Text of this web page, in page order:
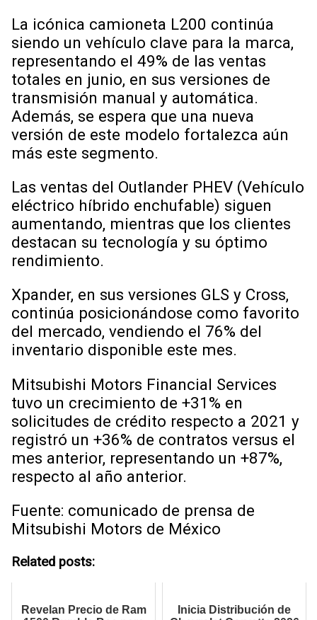
La icónica camioneta L200 continúa
siendo un vehículo clave para la marca,
representando el 49% de las ventas
totales en junio, en sus versiones de
transmisión manual y automática.
Además, se espera que una nueva
versión de este modelo fortalezca aún
más este segmento.
Las ventas del Outlander PHEV (Vehículo
eléctrico híbrido enchufable) siguen
aumentando, mientras que los clientes
destacan su tecnología y su óptimo
rendimiento.
Xpander, en sus versiones GLS y Cross,
continúa posicionándose como favorito
del mercado, vendiendo el 76% del
inventario disponible este mes.
Mitsubishi Motors Financial Services
tuvo un crecimiento de +31% en
solicitudes de crédito respecto a 2021 y
registró un +36% de contratos versus el
mes anterior, representando un +87%,
respecto al año anterior.
Fuente: comunicado de prensa de
Mitsubishi Motors de México
Related posts:
Revelan Precio de Ram
Inicia Distribución de